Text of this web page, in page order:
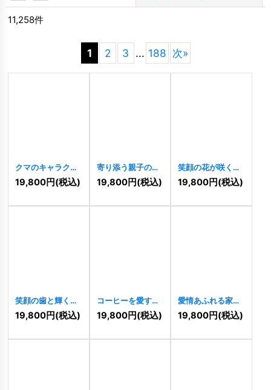
11,258件
1 2 3 ... 188 次»
クマのキャラクタ
ーが印象的なエン
ブレムロゴ
19,800円(税込)
寄り添う親子の鳥
が描く温かい絆の
ロゴ 11500]
19,800円(税込)
笑顔の花が咲くキ
ュートなキャラク
ターロゴ 11497]
19,800円(税込)
笑顔の歯と輝く星
のロゴ[11498]
19,800円(税込)
コーヒーを愛する
クマのほっこりロ
ゴ [ 11495 ]
19,800円(税込)
愛情あふれる家と
小鳥のロゴ
11496 ]
19,800円(税込)